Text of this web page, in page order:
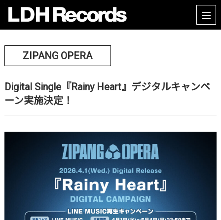
ZIPANG OPERA
Digital Single『Rainy Heart』デジタルキャンペ
ーン実施決定！